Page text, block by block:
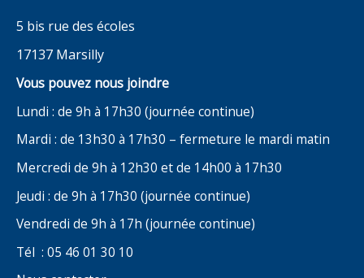
5 bis rue des écoles
17137 Marsilly
Vous pouvez nous joindre
Lundi : de 9h à 17h30 (journée continue)
Mardi : de 13h30 à 17h30 – fermeture le mardi matin
Mercredi de 9h à 12h30 et de 14h00 à 17h30
Jeudi : de 9h à 17h30 (journée continue)
Vendredi de 9h à 17h (journée continue)
Tél : 05 46 01 30 10